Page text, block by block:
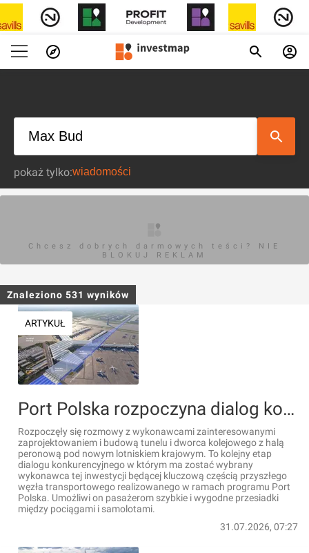
pokaż tylko:
Chcesz dobrych darmowych teści? NIE
BLOKUJ REKLAM
Znaleziono 531 wyników
ARTYKUŁ
Port Polska rozpoczyna dialog konkurencyjny w sprawie budowy tunelu i dworca kolejowego pod lotniskiem [FILM]
Rozpoczęły się rozmowy z wykonawcami zainteresowanymi
zaprojektowaniem i budową tunelu i dworca kolejowego z halą
peronową pod nowym lotniskiem krajowym. To kolejny etap
dialogu konkurencyjnego w którym ma zostać wybrany
wykonawca tej inwestycji będącej kluczową częścią przyszłego
węzła transportowego realizowanego w ramach programu Port
Polska. Umożliwi on pasażerom szybkie i wygodne przesiadki
między pociągami i samolotami.
31.07.2026, 07:27